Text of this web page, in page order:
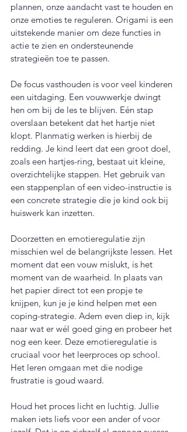
plannen, onze aandacht vast te houden en
onze emoties te reguleren. Origami is een
uitstekende manier om deze functies in
actie te zien en ondersteunende
strategieën toe te passen.
De focus vasthouden is voor veel kinderen
een uitdaging. Een vouwwerkje dwingt
hen om bij de les te blijven. Eén stap
overslaan betekent dat het hartje niet
klopt. Planmatig werken is hierbij de
redding. Je kind leert dat een groot doel,
zoals een hartjes-ring, bestaat uit kleine,
overzichtelijke stappen. Het gebruik van
een stappenplan of een video-instructie is
een concrete strategie die je kind ook bij
huiswerk kan inzetten.
Doorzetten en emotieregulatie zijn
misschien wel de belangrijkste lessen. Het
moment dat een vouw mislukt, is het
moment van de waarheid. In plaats van
het papier direct tot een propje te
knijpen, kun je je kind helpen met een
coping-strategie. Adem even diep in, kijk
naar wat er wél goed ging en probeer het
nog een keer. Deze emotieregulatie is
cruciaal voor het leerproces op school.
Het leren omgaan met die nodige
frustratie is goud waard.
Houd het proces licht en luchtig. Jullie
maken iets liefs voor een ander of voor